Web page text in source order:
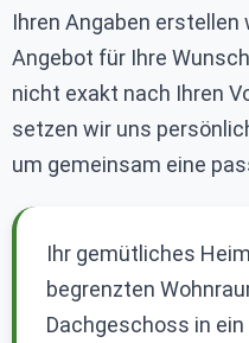
Ihren Angaben erstellen
Angebot für Ihre
nicht exakt nach Ihren
setzen wir uns
um gemeinsam eine
Ihr gemütliches
begrenzten
Dachgeschoss in